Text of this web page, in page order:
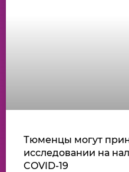
Тюменцы могут
исследовании на
COVID-19